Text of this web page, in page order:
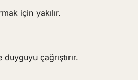
için yakılır.
duyguyu çağrıştırır.